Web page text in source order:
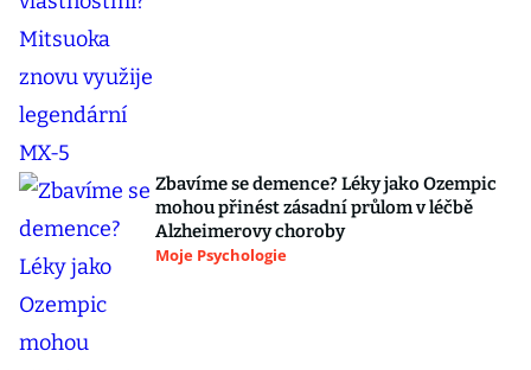
Zbavíme se demence? Léky jako Ozempic
mohou přinést zásadní průlom v léčbě
Alzheimerovy choroby
Moje Psychologie